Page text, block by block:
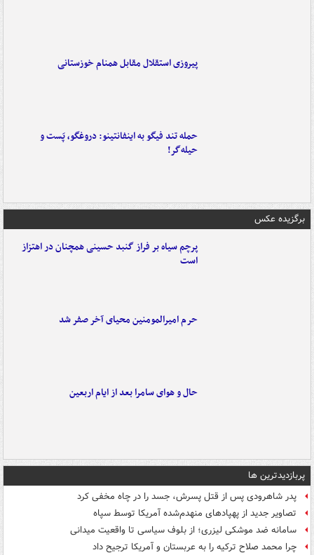
پیروزی استقلال مقابل همنام خوزستانی
حمله تند فیگو به اینفانتینو: دروغگو، پَست‌ و
حیله‌گر!
برگزیده عکس
پرچم سیاه بر فراز گنبد حسینی همچنان در اهتزاز
است
حرم امیرالمومنین محیای آخر صفر شد
حال و هوای سامرا بعد از ایام اربعین
پربازدیدترین ها
پدر شاهرودی پس از قتل پسرش، جسد را در چاه مخفی کرد
تصاویر جدید از پهپادهای منهدم‌شده آمریکا توسط سپاه
سامانه ضد موشکی لیزری؛ از بلوف سیاسی تا واقعیت میدانی
چرا محمد صلاح ترکیه را به عربستان و آمریکا ترجیح داد